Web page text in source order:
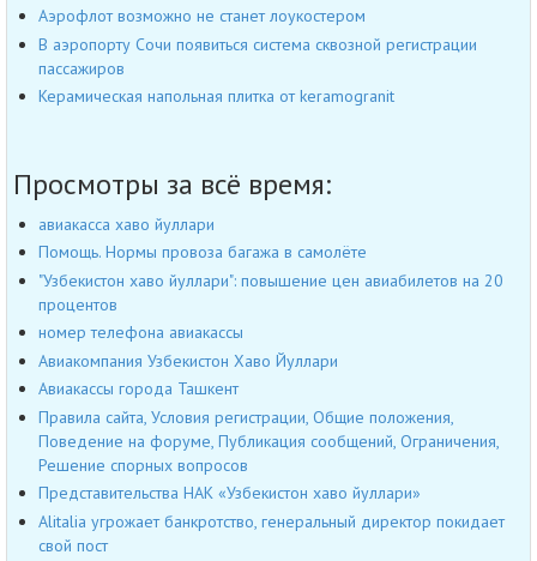
Аэрофлот возможно не станет лоукостером
В аэропорту Сочи появиться система сквозной регистрации
пассажиров
Керамическая напольная плитка от keramogranit
Просмотры за всё время:
авиакасса хаво йуллари
Помощь. Нормы провоза багажа в самолёте
"Узбекистон хаво йуллари": повышение цен авиабилетов на 20
процентов
номер телефона авиакассы
Авиакомпания Узбекистон Хаво Йуллари
Авиакассы города Ташкент
Правила сайта, Условия регистрации, Общие положения,
Поведение на форуме, Публикация сообщений, Ограничения,
Решение спорных вопросов
Представительства НАК «Узбекистон хаво йуллари»
Alitalia угрожает банкротство, генеральный директор покидает
свой пост